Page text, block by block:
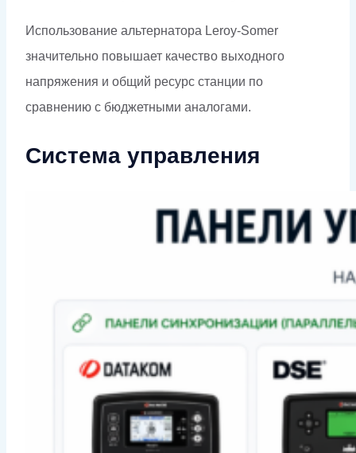
Использование альтернатора Leroy-Somer
значительно повышает качество выходного
напряжения и общий ресурс станции по
сравнению с бюджетными аналогами.
Система управления